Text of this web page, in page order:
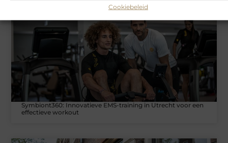
Cookiebeleid
Symbiont360: Innovatieve EMS-training in Utrecht voor een
effectieve workout